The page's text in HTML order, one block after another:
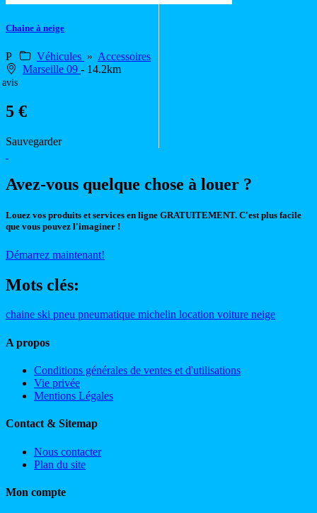
Chaine à neige
P Véhicules » Accessoires
Marseille 09 - 14.2km
avis
5 €
Sauvegarder
Avez-vous quelque chose à louer ?
Louez vos produits et services en ligne GRATUITEMENT. C'est plus facile
que vous pouvez l'imaginer !
Démarrez maintenant!
Mots clés:
chaine ski pneu pneumatique michelin location voiture neige
A propos
Conditions générales de ventes et d'utilisations
Vie privée
Mentions Légales
Contact & Sitemap
Nous contacter
Plan du site
Mon compte